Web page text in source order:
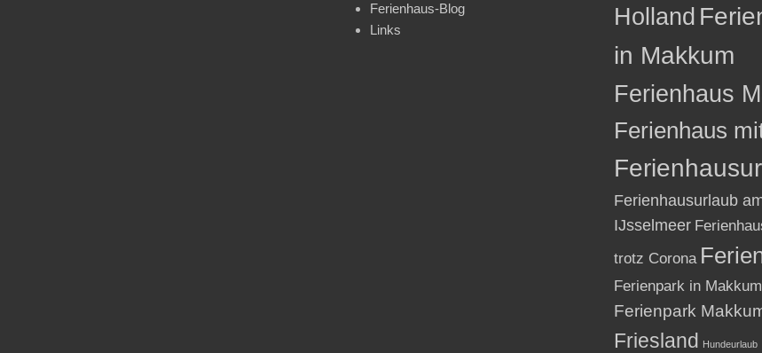
Ferienhaus-Blog
Links
Holland
in Makkum
Ferienhaus
Ferienhaus
Ferienhausurlaub
IJsselmeer
trotz Corona
Ferienpark in Makkum
Ferienpark
Friesland Hundeurlaub